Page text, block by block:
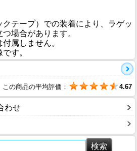
クテープ）での装着により、ラゲッ
場合があります。
属しません。
す。
この商品の平均評価： 4.67
わせ